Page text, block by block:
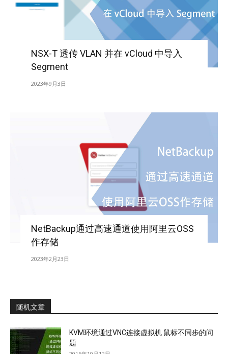
NSX-T 透传 VLAN 并在 vCloud 中导入
Segment
2023年9月3日
NetBackup通过高速通道使用阿里云OSS
作存储
2023年2月23日
随机文章
KVM环境通过VNC连接虚拟机 鼠标不同步的问
题